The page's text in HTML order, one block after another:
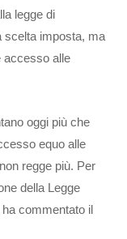
legge di
scelta imposta, ma
accesso alle
oggi più che
equo alle
regge più. Per
della Legge
ha commentato il